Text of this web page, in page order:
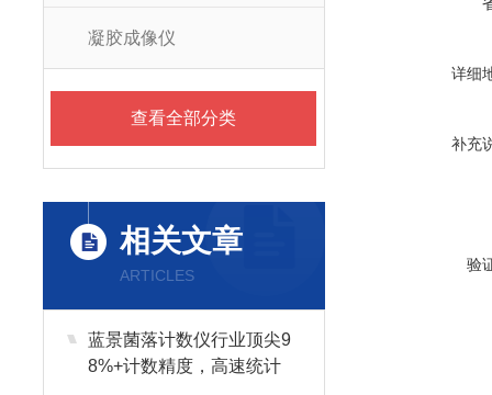
凝胶成像仪
查看全部分类
相关文章
ARTICLES
蓝景菌落计数仪行业顶尖9
8%+计数精度，高速统计
详细
补充
验